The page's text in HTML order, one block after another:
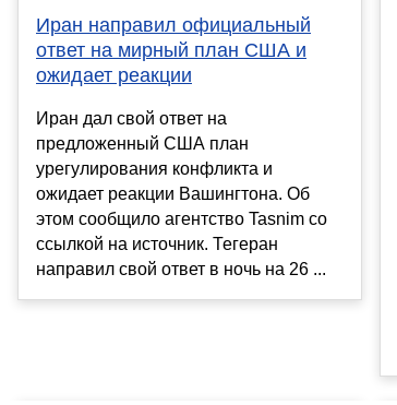
Иран направил официальный
ответ на мирный план США и
ожидает реакции
Иран дал свой ответ на
предложенный США план
урегулирования конфликта и
ожидает реакции Вашингтона. Об
этом сообщило агентство Tasnim со
ссылкой на источник. Тегеран
направил свой ответ в ночь на 26 ...